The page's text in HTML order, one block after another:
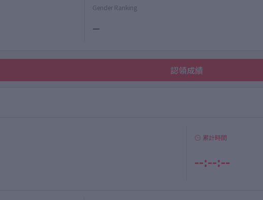
Gender Ranking
—
認領成績
累計時間
--:--:--